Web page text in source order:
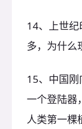
14、上世
多，为什么
15、中国刚
一个登陆器
人类第一棵